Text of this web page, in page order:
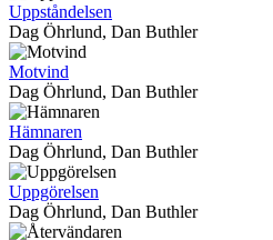
Uppståndelsen
Dag Öhrlund, Dan Buthler
Motvind
Dag Öhrlund, Dan Buthler
Hämnaren
Dag Öhrlund, Dan Buthler
Uppgörelsen
Dag Öhrlund, Dan Buthler